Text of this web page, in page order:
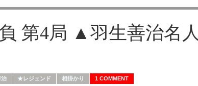
第4局 ▲羽生善治名人
治 ★レジェンド 相掛かり 1 COMMENT